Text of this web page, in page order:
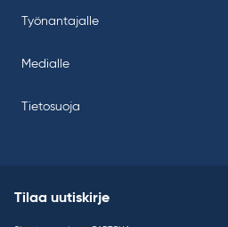
Työnantajalle
Medialle
Tietosuoja
Tilaa uutiskirje